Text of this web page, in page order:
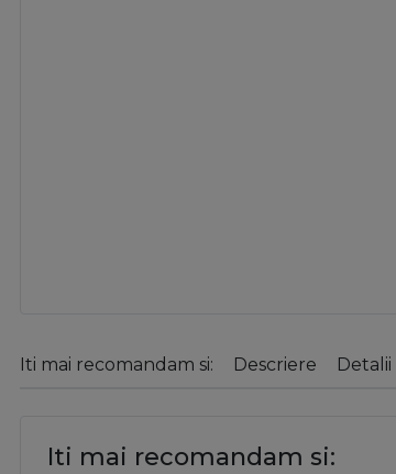
Iti mai recomandam si: Descriere Detalii
Iti mai recomandam si: